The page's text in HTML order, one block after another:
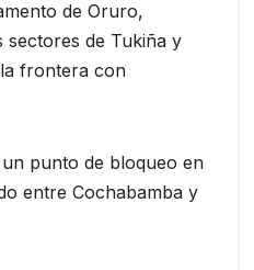
de Oruro,
sectores de Tukiña y
frontera con
punto de bloqueo en
entre Cochabamba y